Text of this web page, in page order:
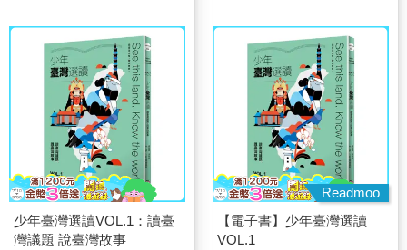
少年臺灣選讀VOL.1：讀臺
灣議題 說臺灣故事
Readmoo
【電子書】少年臺灣選讀
VOL.1